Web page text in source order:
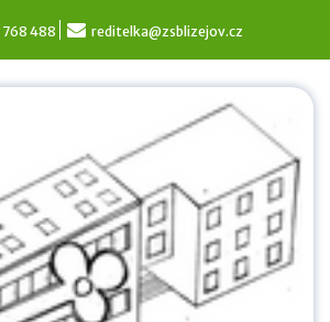
488 reditelka@zsblizejov.cz